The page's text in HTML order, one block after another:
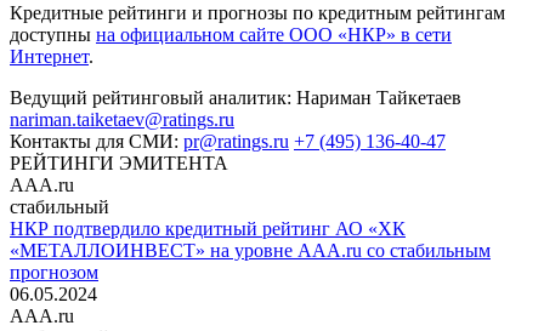
Кредитные рейтинги и прогнозы по кредитным рейтингам
доступны на официальном сайте ООО «НКР» в сети
Интернет.
Ведущий рейтинговый аналитик: Нариман Тайкетаев
nariman.taiketaev@ratings.ru
Контакты для СМИ: pr@ratings.ru +7 (495) 136-40-47
РЕЙТИНГИ ЭМИТЕНТА
AAA.ru
стабильный
НКР подтвердило кредитный рейтинг АО «ХК
«МЕТАЛЛОИНВЕСТ» на уровне AAA.ru со стабильным
прогнозом
06.05.2024
AAA.ru